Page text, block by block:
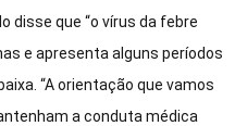
disse que “o vírus da febre
e apresenta alguns períodos
“A orientação que vamos
a conduta médica